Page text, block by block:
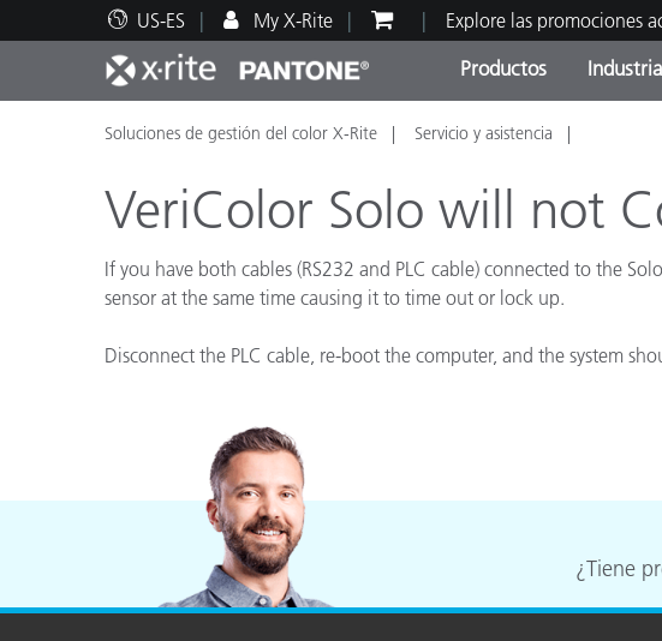
US-ES My X-Rite Explore las promociones
Productos
Principales productos Categorías de
Impresión y Empaques
Automotriz
Pinturas y
Fabricantes de
Soporte técnico Servicio y
Recursos educativos Adiestramiento
Soluciones de gestión del color X-Rite Servicio y asistencia
VeriColor Solo will not
If you have both cables (RS232 and PLC cable) connected to the
sensor at the same time causing it to time out or lock up.
Disconnect the PLC cable, re-boot the computer, and the system
¿Tiene